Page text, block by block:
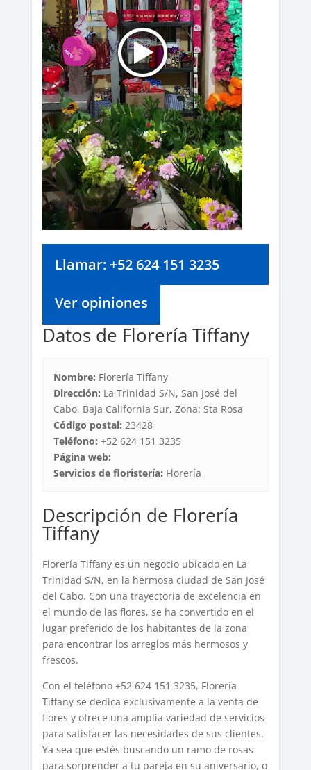
Llamar: +52 624 151 3235
Ver opiniones
Datos de Florería Tiffany
Nombre: Florería Tiffany
Dirección: La Trinidad S/N, San José del
Cabo, Baja California Sur, Zona: Sta Rosa
Código postal: 23428
Teléfono: +52 624 151 3235
Página web:
Servicios de floristería: Florería
Descripción de Florería
Tiffany
Florería Tiffany es un negocio ubicado en La
Trinidad S/N, en la hermosa ciudad de San José
del Cabo. Con una trayectoria de excelencia en
el mundo de las flores, se ha convertido en el
lugar preferido de los habitantes de la zona
para encontrar los arreglos más hermosos y
frescos.
Con el teléfono +52 624 151 3235, Florería
Tiffany se dedica exclusivamente a la venta de
flores y ofrece una amplia variedad de servicios
para satisfacer las necesidades de sus clientes.
Ya sea que estés buscando un ramo de rosas
para sorprender a tu pareja en su aniversario, o